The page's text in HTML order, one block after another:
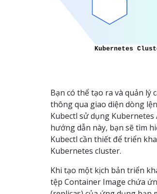
Bạn có thể tạo ra và quản lý
thông qua giao diện dòng
Kubectl sử dụng
hướng dẫn này, bạn sẽ tìm
Kubectl cần thiết để triển
Kubernetes cluster.
Khi tạo một kịch bản triển
tệp Container Image chứa